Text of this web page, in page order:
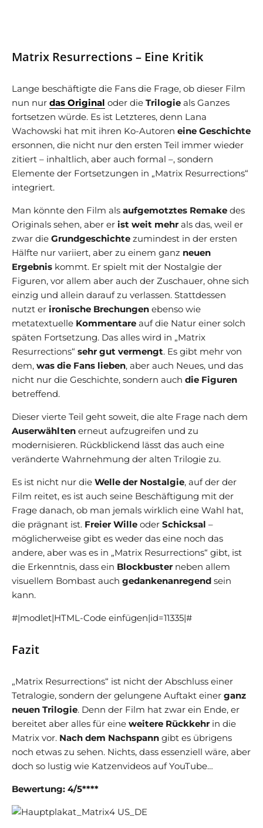
Matrix Resurrections – Eine Kritik
Lange beschäftigte die Fans die Frage, ob dieser Film
nun nur das Original oder die Trilogie als Ganzes
fortsetzen würde. Es ist Letzteres, denn Lana
Wachowski hat mit ihren Ko-Autoren eine Geschichte
ersonnen, die nicht nur den ersten Teil immer wieder
zitiert – inhaltlich, aber auch formal –, sondern
Elemente der Fortsetzungen in „Matrix Resurrections“
integriert.
Man könnte den Film als aufgemotztes Remake des
Originals sehen, aber er ist weit mehr als das, weil er
zwar die Grundgeschichte zumindest in der ersten
Hälfte nur variiert, aber zu einem ganz neuen
Ergebnis kommt. Er spielt mit der Nostalgie der
Figuren, vor allem aber auch der Zuschauer, ohne sich
einzig und allein darauf zu verlassen. Stattdessen
nutzt er ironische Brechungen ebenso wie
metatextuelle Kommentare auf die Natur einer solch
späten Fortsetzung. Das alles wird in „Matrix
Resurrections“ sehr gut vermengt. Es gibt mehr von
dem, was die Fans lieben, aber auch Neues, und das
nicht nur die Geschichte, sondern auch die Figuren
betreffend.
Dieser vierte Teil geht soweit, die alte Frage nach dem
Auserwählten erneut aufzugreifen und zu
modernisieren. Rückblickend lässt das auch eine
veränderte Wahrnehmung der alten Trilogie zu.
Es ist nicht nur die Welle der Nostalgie, auf der der
Film reitet, es ist auch seine Beschäftigung mit der
Frage danach, ob man jemals wirklich eine Wahl hat,
die prägnant ist. Freier Wille oder Schicksal –
möglicherweise gibt es weder das eine noch das
andere, aber was es in „Matrix Resurrections“ gibt, ist
die Erkenntnis, dass ein Blockbuster neben allem
visuellem Bombast auch gedankenanregend sein
kann.
#|modlet|HTML-Code einfügen|id=11335|#
Fazit
„Matrix Resurrections“ ist nicht der Abschluss einer
Tetralogie, sondern der gelungene Auftakt einer ganz
neuen Trilogie. Denn der Film hat zwar ein Ende, er
bereitet aber alles für eine weitere Rückkehr in die
Matrix vor. Nach dem Nachspann gibt es übrigens
noch etwas zu sehen. Nichts, dass essenziell wäre, aber
doch so lustig wie Katzenvideos auf YouTube…
Bewertung: 4/5****